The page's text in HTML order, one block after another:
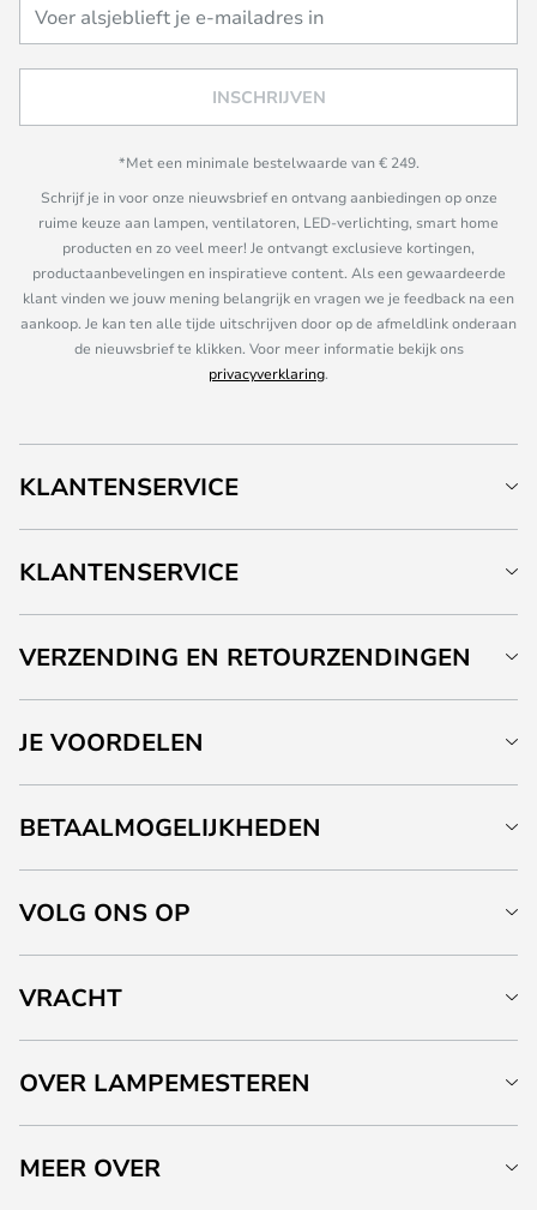
INSCHRIJVEN
*Met een minimale bestelwaarde van € 249.
Schrijf je in voor onze nieuwsbrief en ontvang aanbiedingen op onze
ruime keuze aan lampen, ventilatoren, LED-verlichting, smart home
producten en zo veel meer! Je ontvangt exclusieve kortingen,
productaanbevelingen en inspiratieve content. Als een gewaardeerde
klant vinden we jouw mening belangrijk en vragen we je feedback na een
aankoop. Je kan ten alle tijde uitschrijven door op de afmeldlink onderaan
de nieuwsbrief te klikken. Voor meer informatie bekijk ons
privacyverklaring.
KLANTENSERVICE
KLANTENSERVICE
VERZENDING EN RETOURZENDINGEN
JE VOORDELEN
BETAALMOGELIJKHEDEN
VOLG ONS OP
VRACHT
OVER LAMPEMESTEREN
MEER OVER